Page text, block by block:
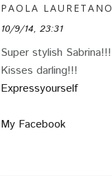
PAOLA LAURETANO
10/9/14, 23:31
Super stylish Sabrina!!!
Kisses darling!!!
Expressyourself
My Facebook